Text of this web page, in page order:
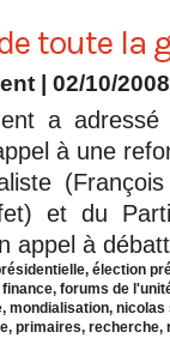
toute la
| 02/10/2008
a
à une
et du
appel à
, élection
finance, forums de
, mondialisation, nicolas
, primaires, recherche,